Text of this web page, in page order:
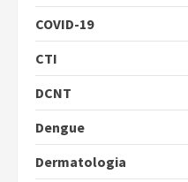
COVID-19
CTI
DCNT
Dengue
Dermatologia